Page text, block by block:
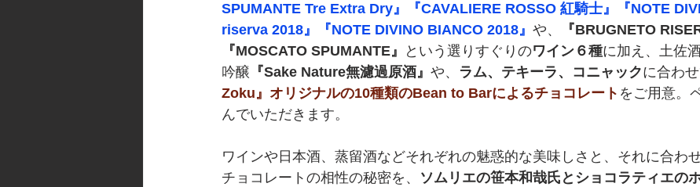
SPUMANTE Tre Extra Dry』『CAVALIERE ROSSO 紅騎士』『NOTE
riserva 2018』『NOTE DIVINO BIANCO 2018』 や、
『BRUGNETO
『MOSCATO SPUMANTE』
という選りすぐりのワイン６種に加え、土佐
吟醸 『Sake Nature無濾過原酒』 や、 ラム、テキーラ、コニャックに合わせ
Zoku』オリジナルの10種類のBean to Barによるチョコレート をご用意。
んでいただきます。
ワインや日本酒、蒸留酒などそれぞれの魅惑的な美味しさと、それに合わ
チョコレートの相性の秘密を、 ソムリエの笹本和哉氏とショコラティエの